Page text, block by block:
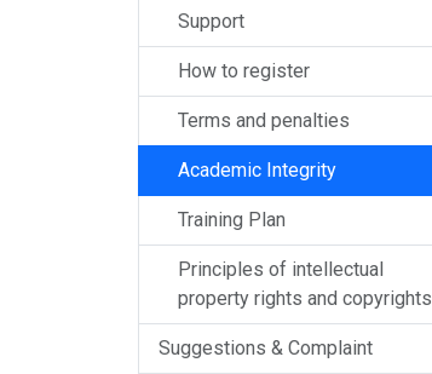
Support
How to register
Terms and penalties
Academic Integrity
Training Plan
Principles of intellectual
property rights and copyrights
Suggestions & Complaint